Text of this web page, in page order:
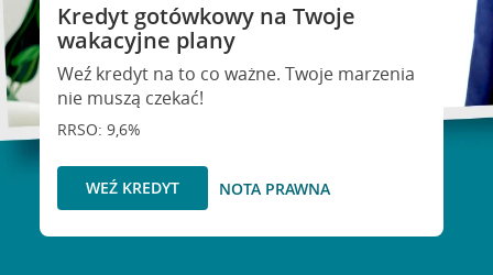
Kredyt gotówkowy na Twoje
wakacyjne plany
Weź kredyt na to co ważne. Twoje marzenia
nie muszą czekać!
RRSO: 9,6%
WEŹ KREDYT NOTA PRAWNA